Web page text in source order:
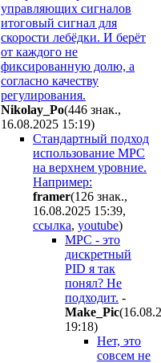
управляющих сигналов
итоговый сигнал для
скорости лебёдки. И берёт
от каждого не
фиксированную долю, а
согласно качеству
регулирования.
Nikolay_Po(446 знак.,
16.08.2025 15:19)
Стандартный подход
использование MPC
на верхнем уровние.
Например:
framer(126 знак.,
16.08.2025 15:39,
ссылка, youtube)
MPC - это
дискретный
PID я так
понял? Не
подходит. -
Make_Pic
19:18)
Нет, это
совсем не